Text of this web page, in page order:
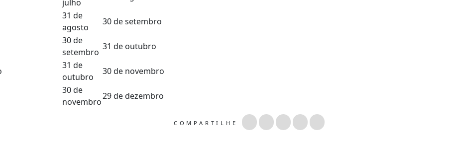
julho
31 de
agosto
30 de setembro
30 de
setembro
31 de outubro
31 de
outubro
30 de novembro
30 de
novembro
29 de dezembro
COMPARTILHE